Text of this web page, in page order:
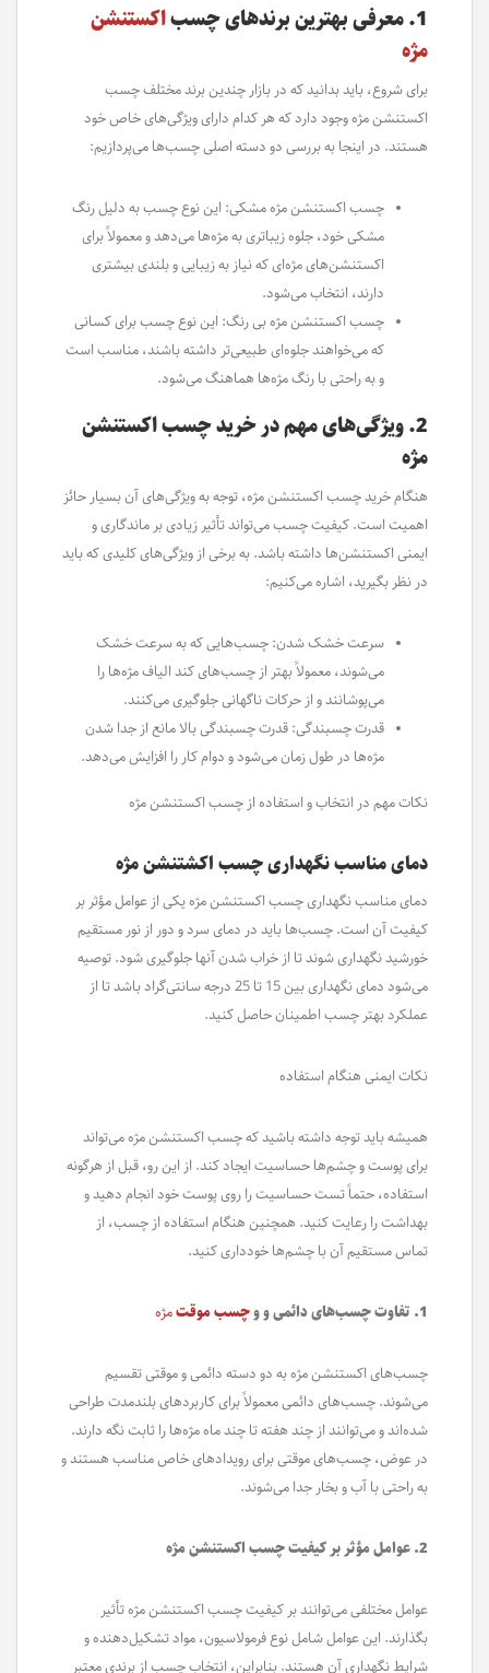
1. معرفی بهترین برندهای چسب
اکستنشن
مژه
برای شروع، باید بدانید که در بازار چندین برند مختلف چسب
اکستنشن مژه وجود دارد که هر کدام دارای ویژگی‌های خاص خود
هستند. در اینجا به بررسی دو دسته اصلی چسب‌ها می‌پردازیم:
چسب اکستنشن مژه مشکی: این نوع چسب به دلیل رنگ
مشکی خود، جلوه زیباتری به مژه‌ها می‌دهد و معمولاً برای
اکستنشن‌های مژه‌ای که نیاز به زیبایی و بلندی بیشتری
دارند، انتخاب می‌شود.
چسب اکستنشن مژه بی رنگ: این نوع چسب برای کسانی
که می‌خواهند جلوه‌ای طبیعی‌تر داشته باشند، مناسب است
و به راحتی با رنگ مژه‌ها هماهنگ می‌شود.
2. ویژگی‌های مهم در خرید چسب اکستنشن
مژه
هنگام خرید چسب اکستنشن مژه، توجه به ویژگی‌های آن بسیار حائز
اهمیت است. کیفیت چسب می‌تواند تأثیر زیادی بر ماندگاری و
ایمنی اکستنشن‌ها داشته باشد. به برخی از ویژگی‌های کلیدی که باید
در نظر بگیرید، اشاره می‌کنیم:
سرعت خشک شدن: چسب‌هایی که به سرعت خشک
می‌شوند، معمولاً بهتر از چسب‌های کند الیاف مژه‌ها را
می‌پوشانند و از حرکات ناگهانی جلوگیری می‌کنند.
قدرت چسبندگی: قدرت چسبندگی بالا مانع از جدا شدن
مژه‌ها در طول زمان می‌شود و دوام کار را افزایش می‌دهد.
نکات مهم در انتخاب و استفاده از چسب اکستنشن مژه
دمای مناسب نگهداری چسب اکشتنشن مژه
دمای مناسب نگهداری چسب اکستنشن مژه یکی از عوامل مؤثر بر
کیفیت آن است. چسب‌ها باید در دمای سرد و دور از نور مستقیم
خورشید نگهداری شوند تا از خراب شدن آنها جلوگیری شود. توصیه
می‌شود دمای نگهداری بین 15 تا 25 درجه سانتی‌گراد باشد تا از
عملکرد بهتر چسب اطمینان حاصل کنید.
نکات ایمنی هنگام استفاده
همیشه باید توجه داشته باشید که چسب اکستنشن مژه می‌تواند
برای پوست و چشم‌ها حساسیت ایجاد کند. از این رو، قبل از هرگونه
استفاده، حتماً تست حساسیت را روی پوست خود انجام دهید و
بهداشت را رعایت کنید. همچنین هنگام استفاده از چسب، از
تماس مستقیم آن با چشم‌ها خودداری کنید.
1. تفاوت چسب‌های دائمی و و چسب موقتمژه
چسب‌های اکستنشن مژه به دو دسته دائمی و موقتی تقسیم
می‌شوند. چسب‌های دائمی معمولاً برای کاربردهای بلندمدت طراحی
شده‌اند و می‌توانند از چند هفته تا چند ماه مژه‌ها را ثابت نگه دارند.
در عوض، چسب‌های موقتی برای رویدادهای خاص مناسب هستند و
به راحتی با آب و بخار جدا می‌شوند.
2. عوامل مؤثر بر کیفیت چسب اکستنشن مژه
عوامل مختلفی می‌توانند بر کیفیت چسب اکستنشن مژه تأثیر
بگذارند. این عوامل شامل نوع فرمولاسیون، مواد تشکیل‌دهنده و
شرایط نگهداری آن هستند. بنابراین، انتخاب چسب از برندی معتبر